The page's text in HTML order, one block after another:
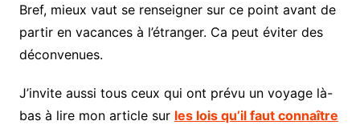
Bref, mieux vaut se renseigner sur ce point avant de
partir en vacances à l’étranger. Ca peut éviter des
déconvenues.
J’invite aussi tous ceux qui ont prévu un voyage là-
bas à lire mon article sur les lois qu’il faut connaître